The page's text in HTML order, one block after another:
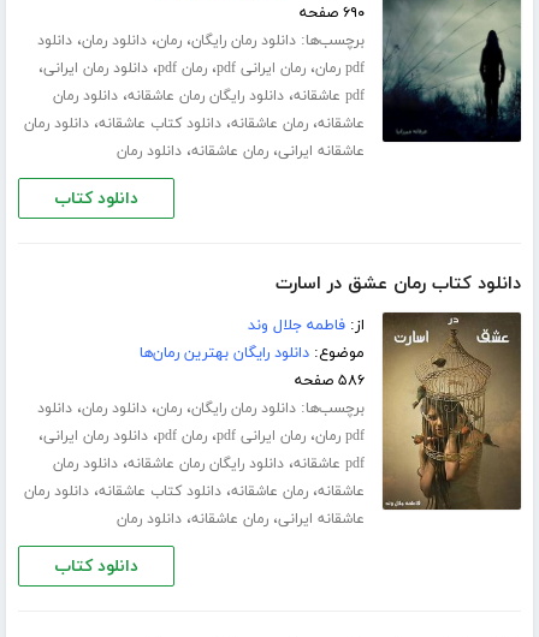
۶۹۰ صفحه
برچسب‌ها:دانلود رمان رایگان،رمان،دانلود رمان،دانلود
pdf رمان
،رمان ایرانی pdf ،رمان pdf ،دانلود رمان ایرانی،
pdf عاشقانه ،دانلود رایگان رمان عاشقانه،دانلود رمان
عاشقانه،رمان عاشقانه،دانلود کتاب عاشقانه،دانلود رمان
عاشقانه ایرانی،رمان عاشقانه،دانلود رمان
دانلود کتاب
دانلود کتاب رمان عشق در اسارت
از:فاطمه جلال‌ وند
موضوع:دانلود رایگان بهترین رمان‌ها
۵۸۶ صفحه
برچسب‌ها:دانلود رمان رایگان،رمان،دانلود رمان،دانلود
pdf رمان
،رمان ایرانی pdf ،رمان pdf ،دانلود رمان ایرانی،
pdf عاشقانه ،دانلود رایگان رمان عاشقانه،دانلود رمان
عاشقانه،رمان عاشقانه،دانلود کتاب عاشقانه،دانلود رمان
عاشقانه ایرانی،رمان عاشقانه،دانلود رمان
دانلود کتاب